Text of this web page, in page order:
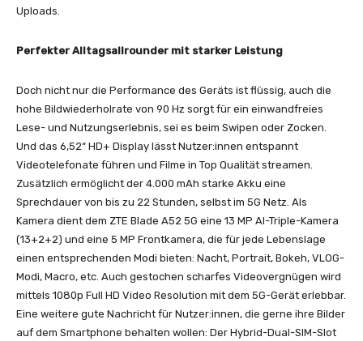
Uploads.
Perfekter Alltagsallrounder mit starker Leistung
Doch nicht nur die Performance des Geräts ist flüssig, auch die
hohe Bildwiederholrate von 90 Hz sorgt für ein einwandfreies
Lese- und Nutzungserlebnis, sei es beim Swipen oder Zocken.
Und das 6,52“ HD+ Display lässt Nutzer:innen entspannt
Videotelefonate führen und Filme in Top Qualität streamen.
Zusätzlich ermöglicht der 4.000 mAh starke Akku eine
Sprechdauer von bis zu 22 Stunden, selbst im 5G Netz. Als
Kamera dient dem ZTE Blade A52 5G eine 13 MP AI-Triple-Kamera
(13+2+2) und eine 5 MP Frontkamera, die für jede Lebenslage
einen entsprechenden Modi bieten: Nacht, Portrait, Bokeh, VLOG-
Modi, Macro, etc. Auch gestochen scharfes Videovergnügen wird
mittels 1080p Full HD Video Resolution mit dem 5G-Gerät erlebbar.
Eine weitere gute Nachricht für Nutzer:innen, die gerne ihre Bilder
auf dem Smartphone behalten wollen: Der Hybrid-Dual-SIM-Slot